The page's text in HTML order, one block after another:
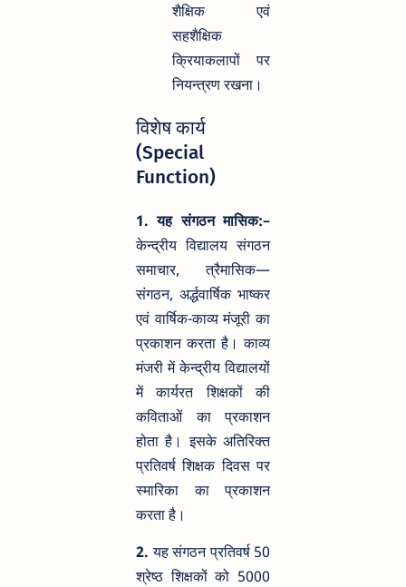
शैक्षिक एवं
सहशैक्षिक
क्रियाकलापों पर
नियन्त्रण रखना।
विशेष कार्य
(Special
Function)
1. यह संगठन मासिक:–
केन्द्रीय विद्यालय संगठन
समाचार, त्रैमासिक—
संगठन, अर्द्धवार्षिक भाष्कर
एवं वार्षिक-काव्य मंजूरी का
प्रकाशन करता है। काव्य
मंजरी में केन्द्रीय विद्यालयों
में कार्यरत शिक्षकों की
कविताओं का प्रकाशन
होता है। इसके अतिरिक्त
प्रतिवर्ष शिक्षक दिवस पर
स्मारिका का प्रकाशन
करता है।
2. यह संगठन प्रतिवर्ष 50
श्रेष्ठ शिक्षकों को 5000